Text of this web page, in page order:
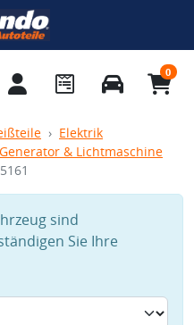
0
Elektrik
Generator & Lichtmaschine
sind
Sie Ihre